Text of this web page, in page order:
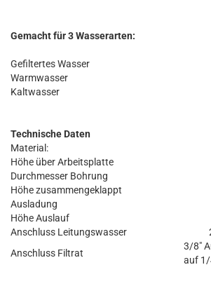
Gemacht für 3 Wasserarten:
Gefiltertes Wasser
Warmwasser
Kaltwasser
Technische Daten
Material:
Höhe über Arbeitsplatte
Durchmesser Bohrung
Höhe zusammengeklappt
Ausladung
Höhe Auslauf
Anschluss Leitungswasser
Anschluss Filtrat
3/8"
auf 1/